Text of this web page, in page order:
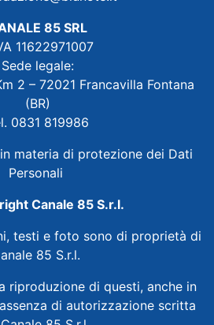
85 SRL
11622971007
Sede legale:
2 – 72021 Francavilla Fontana
(BR)
0831 819986
materia di protezione dei Dati
Personali
Canale 85 S.r.l.
testi e foto sono di proprietà di
85 S.r.l.
riproduzione di questi, anche in
di autorizzazione scritta